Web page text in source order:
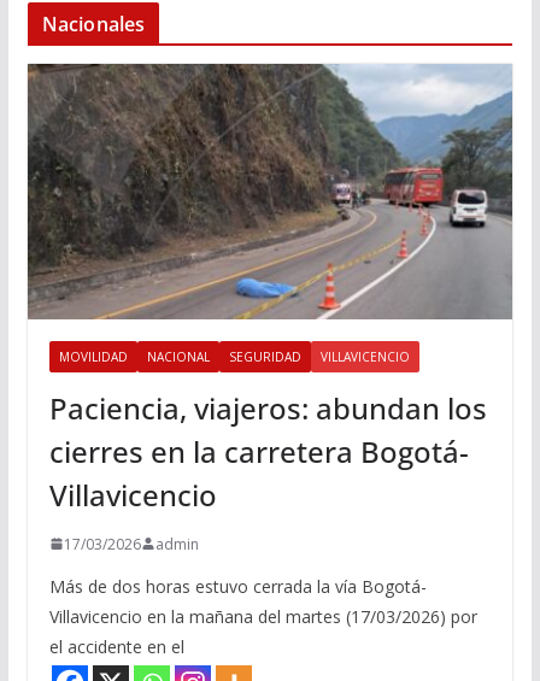
Nacionales
MOVILIDAD NACIONAL SEGURIDAD VILLAVICENCIO
Paciencia, viajeros: abundan los
cierres en la carretera Bogotá-
Villavicencio
17/03/2026 admin
Más de dos horas estuvo cerrada la vía Bogotá-
Villavicencio en la mañana del martes (17/03/2026) por
el accidente en el